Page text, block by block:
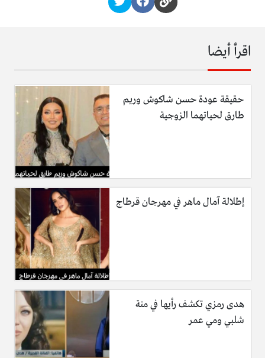
اقرأ أيضا
حقيقة عودة حسن شاكوش وريم
طارق لحياتهما الزوجية
إطلالة آمال ماهر في مهرجان قرطاج
هدى رمزي تكشف رأيها في منة
شلبي ومي عمر